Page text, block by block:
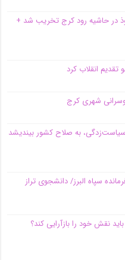
در حاشیه‌ رود کرج تخریب شد +
سیاست‌زدگی، به صلاح کشور بیندیشد
سپاه البرز/ دانشجوی تراز
نقش خود را بازآرایی کند؟